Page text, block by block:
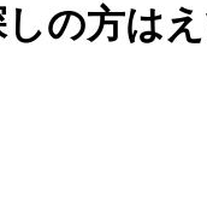
の方は